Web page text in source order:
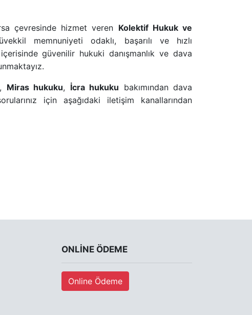
çevresinde hizmet veren Kolektif Hukuk ve
memnuniyeti odaklı, başarılı ve hızlı
güvenilir hukuki danışmanlık ve dava
, Miras hukuku, İcra hukuku bakımından dava
için aşağıdaki iletişim kanallarından
ONLINE ÖDEME
Online Ödeme